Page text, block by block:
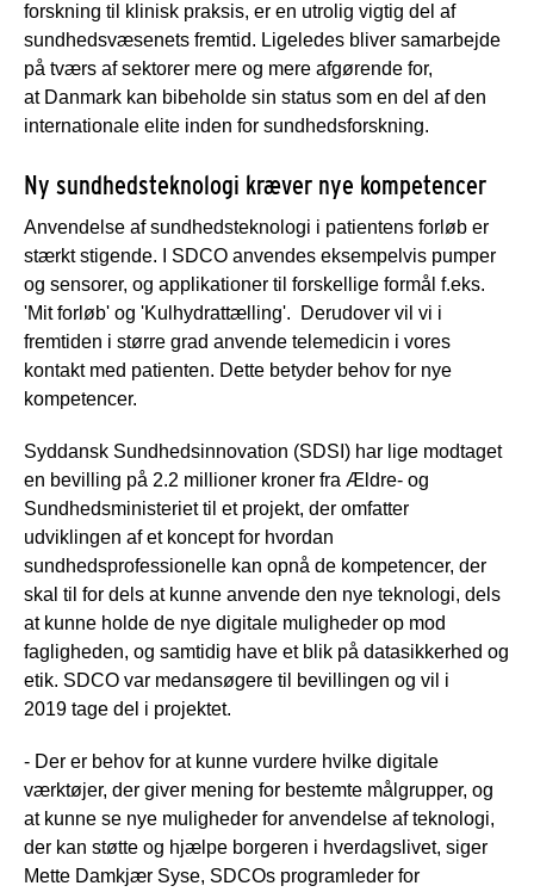
forskning til klinisk praksis, er en utrolig vigtig del af
sundhedsvæsenets fremtid. Ligeledes bliver samarbejde
på tværs af sektorer mere og mere afgørende for,
at Danmark kan bibeholde sin status som en del af den
internationale elite inden for sundhedsforskning.
Ny sundhedsteknologi kræver nye kompetencer
Anvendelse af sundhedsteknologi i patientens forløb er
stærkt stigende. I SDCO anvendes eksempelvis pumper
og sensorer, og applikationer til forskellige formål f.eks.
'Mit forløb' og 'Kulhydrattælling'. Derudover vil vi i
fremtiden i større grad anvende telemedicin i vores
kontakt med patienten. Dette betyder behov for nye
kompetencer.
Syddansk Sundhedsinnovation (SDSI) har lige modtaget
en bevilling på 2.2 millioner kroner fra Ældre- og
Sundhedsministeriet til et projekt, der omfatter
udviklingen af et koncept for hvordan
sundhedsprofessionelle kan opnå de kompetencer, der
skal til for dels at kunne anvende den nye teknologi, dels
at kunne holde de nye digitale muligheder op mod
fagligheden, og samtidig have et blik på datasikkerhed og
etik. SDCO var medansøgere til bevillingen og vil i
2019 tage del i projektet.
- Der er behov for at kunne vurdere hvilke digitale
værktøjer, der giver mening for bestemte målgrupper, og
at kunne se nye muligheder for anvendelse af teknologi,
der kan støtte og hjælpe borgeren i hverdagslivet, siger
Mette Damkjær Syse, SDCOs programleder for